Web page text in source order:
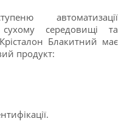
автоматизації
середовищі та
Блакитний має
продукт: